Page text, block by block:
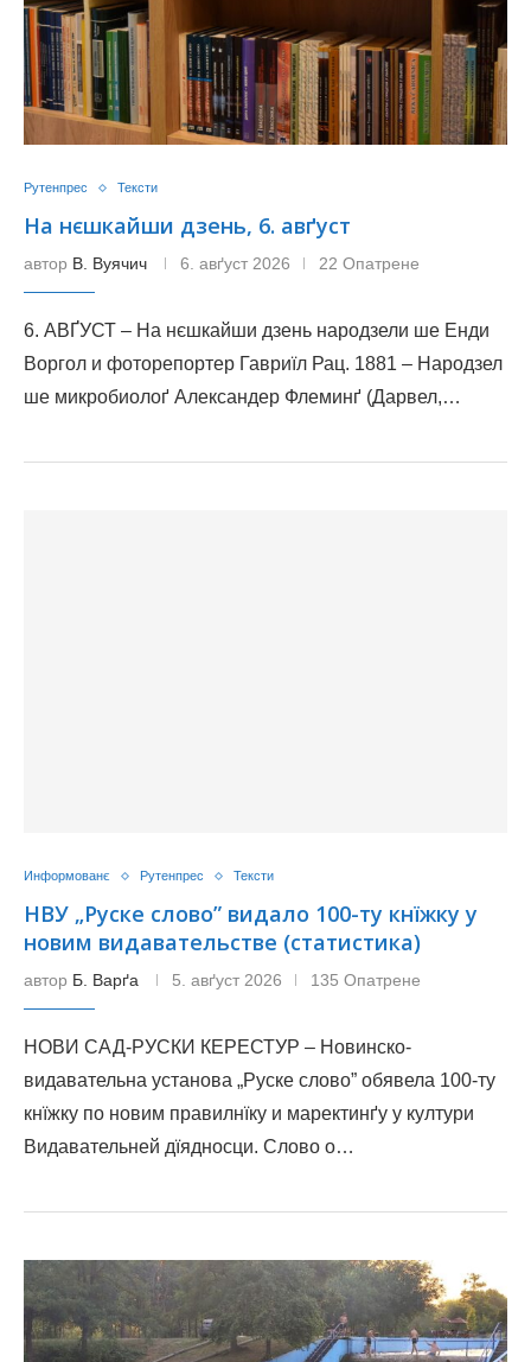
Рутенпрес Тексти
На нєшкайши дзень, 6. авґуст
автор В. Вуячич 6. авґуст 2026 22 Опатрене
6. АВҐУСТ – На нєшкайши дзень народзели ше Енди
Воргол и фоторепортер Гавриїл Рац. 1881 – Народзел
ше микробиолоґ Александер Флеминґ (Дарвел,…
Информованє Рутенпрес Тексти
НВУ „Руске слово” видало 100-ту кнїжку у
новим видавательстве (статистика)
автор Б. Варґа 5. авґуст 2026 135 Опатрене
НОВИ САД-РУСКИ КЕРЕСТУР – Новинско-
видавательна установа „Руске слово” обявела 100-ту
кнїжку по новим правилнїку и маректинґу у култури
Видавательней дїядносци. Слово о…